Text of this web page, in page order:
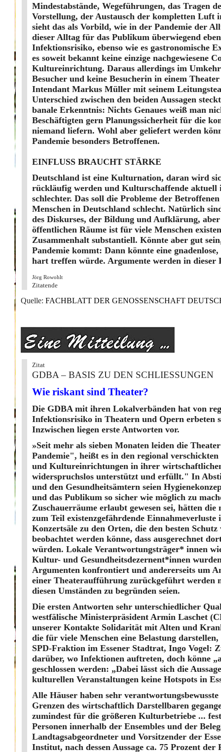
Mindestabstände, Wegeführungen, das Tragen
Vorstellung, der Austausch der kompletten Luft
sieht das als Vorbild, wie in der Pandemie der
dieser Alltag für das Publikum überwiegend
Infektionsrisiko, ebenso wie es gastronomische
es soweit bekannt keine einzige nachgewiesene
Kultureinrichtung. Daraus allerdings im
Besucher und keine Besucherin in einem
Intendant Markus Müller mit seinem
Unterschied zwischen den beiden Aussagen
banale Erkenntnis: Nichts Genaues weiß man
Beschäftigten gern Pla­nungssicherheit für die
niemand liefern. Wohl aber geliefert werden
Pandemie besonders Betroffenen.
EINFLUSS BRAUCHT STÄRKE
Deutschland ist eine Kulturnation, daran wird
rückläufig werden und Kulturschaffende aktuell
schlechter. Das soll die Probleme der
Menschen in Deutschland schlecht. Natürlich
des Diskurses, der Bildung und Aufklärung, aber
öffentlichen Räume ist für viele Menschen
Zusammenhalt substantiell. Könnte aber gut
Pandemie kommt: Dann könnte eine
hart treffen würde. Argumente werden in dieser
Jörg Rowohlt
Zitatende
Quelle: FACHBLATT DER GENOSSENSCHAFT
Zitat
GDBA – BASIS ZU DEN SCHLIESSUNGEN
Wie riskant sind Theater?
Die GDBA mit ihren Lokalverbänden hat von
Infektionsrisiko in Theatern und Opern erbeten
Inzwischen liegen erste Antworten vor.
»Seit mehr als sieben Monaten leiden die
Pandemie", heißt es in den regional
und Kultureinrichtungen in ihrer
wider­spruchslos unterstützt und erfüllt." In
und den Gesundheitsämtern seien
und das Publikum so sicher wie möglich zu
Zuschauerräume erlaubt gewesen sei, hätten
zum Teil existenzgefährdende
Konzertsäle zu den Orten, die den besten
beobachtet werden könne, dass ausgerechnet
würden. Lokale Verantwortungsträger* innen
Kultur- und Gesundheitsdezernent*innen
Argumenten konfrontiert und andererseits um
einer Theateraufführung zurückgeführt werden
diesen Umständen zu begründen seien.
Die ersten Antworten sehr unterschiedlicher
westfälische Ministerpräsident Armin Laschet
unserer Kontakte Solidarität mit Alten und
die für viele Menschen eine Belastung
SPD-Fraktion im Essener Stadtrat, Ingo Vogel:
darüber, wo Infektionen auftreten, doch könne
geschlossen werden: „Dabei lässt sich die
kulturellen Veranstaltungen keine Hotspots in
Alle Häuser haben sehr
Grenzen des wirtschaftlich Darstellbaren
zumindest für die größeren Kulturbetriebe ...
Personen innerhalb der Ensembles und der
Landtagsabgeordneter und Vorsitzender der
Institut, nach dessen Aussage ca. 75 Prozent